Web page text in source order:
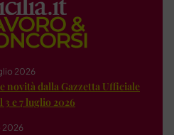
2026
novità dalla Gazzetta Ufficiale
e 7 luglio 2026
2026